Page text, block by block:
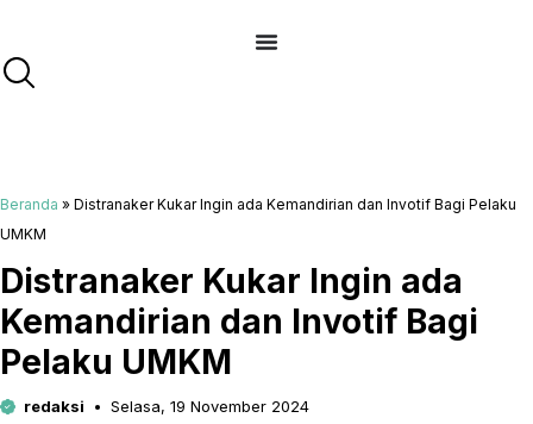
isi
Beranda » Distranaker Kukar Ingin ada Kemandirian dan Invotif Bagi Pelaku
UMKM
Distranaker Kukar Ingin ada
Kemandirian dan Invotif Bagi
Pelaku UMKM
redaksi Selasa, 19 November 2024